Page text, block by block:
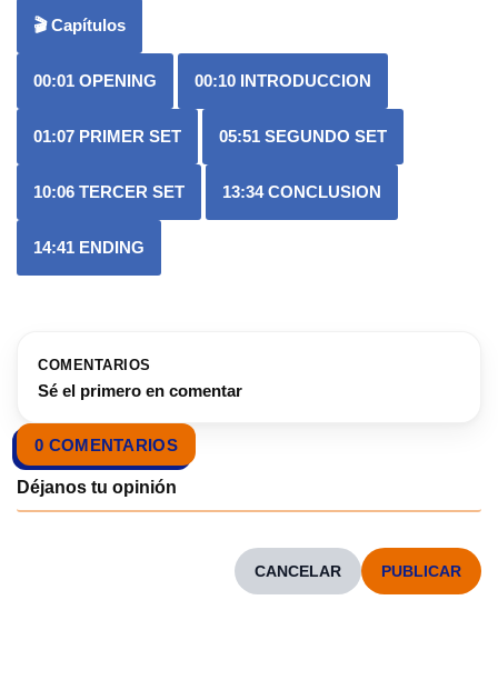
🎬 Capítulos
00:01 OPENING 00:10 INTRODUCCION
01:07 PRIMER SET 05:51 SEGUNDO SET
10:06 TERCER SET 13:34CONCLUSION
14:41 ENDING
COMENTARIOS
Sé el primero en comentar
0 COMENTARIOS
CANCELAR